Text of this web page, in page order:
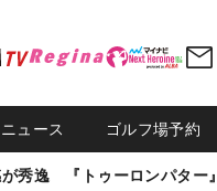
ュース ゴルフ場予約
秀逸 『トゥーロンパター』